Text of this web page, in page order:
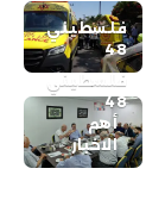
فلسطيني
48
فلسطيني
48
أهم
الاخبار